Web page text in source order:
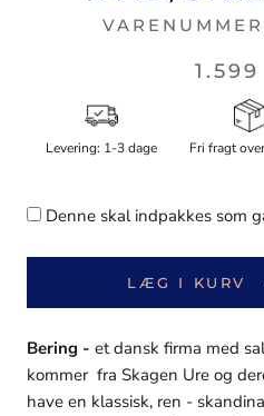
1.599
Levering: 1-3 dage Fri fragt
Denne skal indpakkes som
LÆG I KURV
Bering - et dansk firma med
kommer fra Skagen Ure og
have en klassisk, ren -